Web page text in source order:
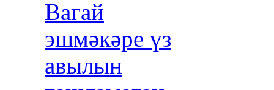
Вагай
эшмәкәре үз
авылын